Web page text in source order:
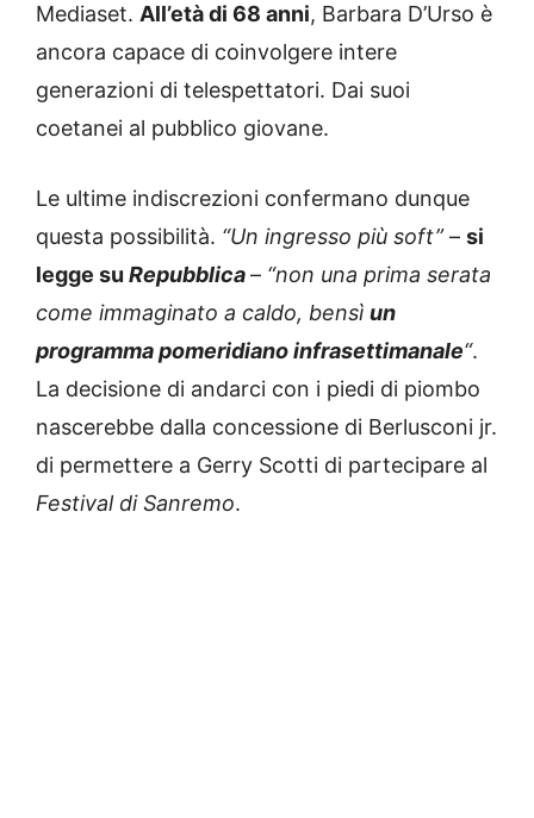
Mediaset. All’età di 68 anni, Barbara D’Urso è
ancora capace di coinvolgere intere
generazioni di telespettatori. Dai suoi
coetanei al pubblico giovane.
Le ultime indiscrezioni confermano dunque
questa possibilità. “Un ingresso più soft”– si
legge su Repubblica– “non una prima serata
come immaginato a caldo, bensì un
programma pomeridiano infrasettimanale“.
La decisione di andarci con i piedi di piombo
nascerebbe dalla concessione di Berlusconi jr.
di permettere a Gerry Scotti di partecipare al
Festival di Sanremo.